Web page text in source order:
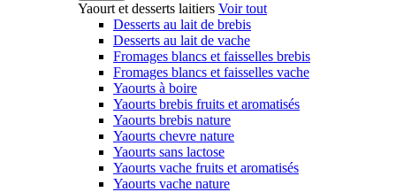
Yaourt et desserts laitiers Voir tout
Desserts au lait de brebis
Desserts au lait de vache
Fromages blancs et faisselles brebis
Fromages blancs et faisselles vache
Yaourts à boire
Yaourts brebis fruits et aromatisés
Yaourts brebis nature
Yaourts chevre nature
Yaourts sans lactose
Yaourts vache fruits et aromatisés
Yaourts vache nature